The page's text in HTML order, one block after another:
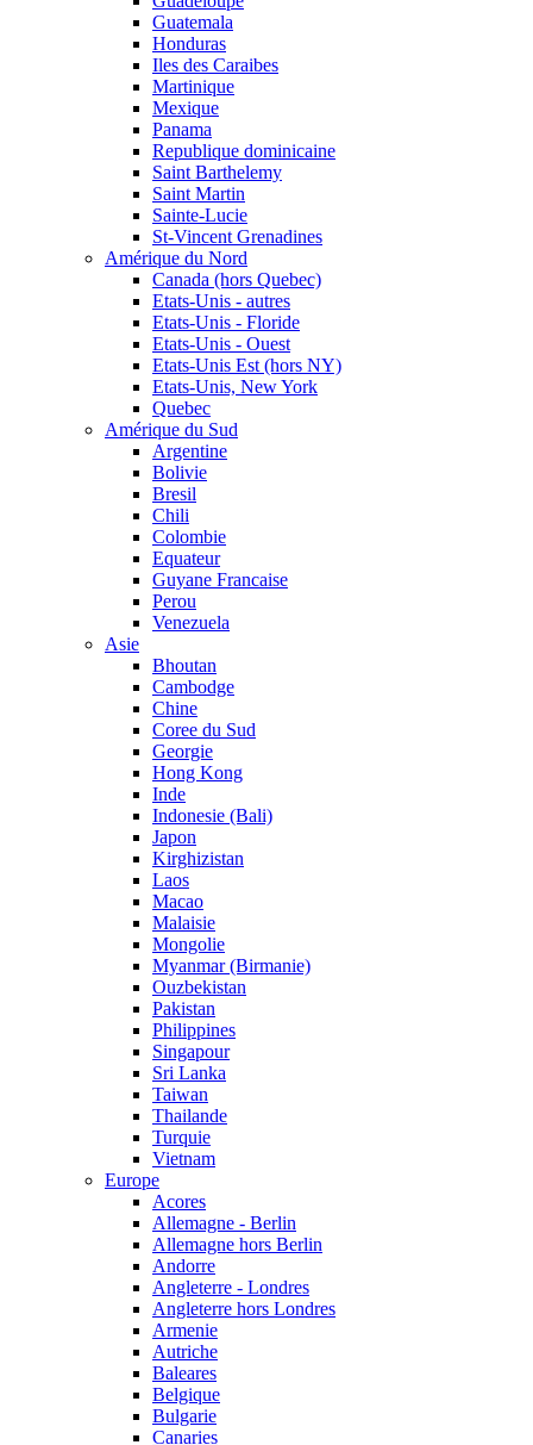
Guatemala
Honduras
Iles des Caraibes
Martinique
Mexique
Panama
Republique dominicaine
Saint Barthelemy
Saint Martin
Sainte-Lucie
St-Vincent Grenadines
Amérique du Nord
Canada (hors Quebec)
Etats-Unis - autres
Etats-Unis - Floride
Etats-Unis - Ouest
Etats-Unis Est (hors NY)
Etats-Unis, New York
Quebec
Amérique du Sud
Argentine
Bolivie
Bresil
Chili
Colombie
Equateur
Guyane Francaise
Perou
Venezuela
Asie
Bhoutan
Cambodge
Chine
Coree du Sud
Georgie
Hong Kong
Inde
Indonesie (Bali)
Japon
Kirghizistan
Laos
Macao
Malaisie
Mongolie
Myanmar (Birmanie)
Ouzbekistan
Pakistan
Philippines
Singapour
Sri Lanka
Taiwan
Thailande
Turquie
Vietnam
Europe
Acores
Allemagne - Berlin
Allemagne hors Berlin
Andorre
Angleterre - Londres
Angleterre hors Londres
Armenie
Autriche
Baleares
Belgique
Bulgarie
Canaries